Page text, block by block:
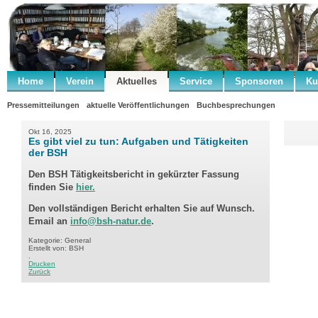
Home Verein Aktuelles Service Sponsoren
Pressemitteilungen aktuelle Veröffentlichungen Buchbesprechungen
Okt 16, 2025
Es gibt viel zu tun: Aufgaben und Tätigkeiten
der BSH
Den BSH Tätigkeitsbericht in gekürzter Fassung
finden Sie hier.
Den vollständigen Bericht erhalten Sie auf Wunsch.
Email an info@bsh-natur.de.
Kategorie: General
Erstellt von: BSH
Drucken
Zurück